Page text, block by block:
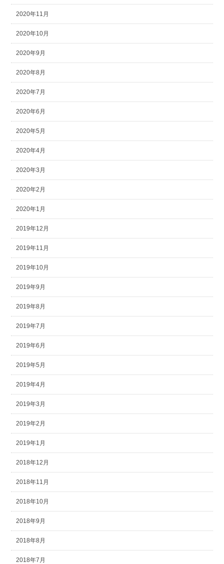
2020年11月
2020年10月
2020年9月
2020年8月
2020年7月
2020年6月
2020年5月
2020年4月
2020年3月
2020年2月
2020年1月
2019年12月
2019年11月
2019年10月
2019年9月
2019年8月
2019年7月
2019年6月
2019年5月
2019年4月
2019年3月
2019年2月
2019年1月
2018年12月
2018年11月
2018年10月
2018年9月
2018年8月
2018年7月